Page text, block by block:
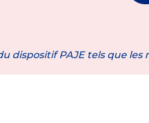
dispositif PAJE tels que